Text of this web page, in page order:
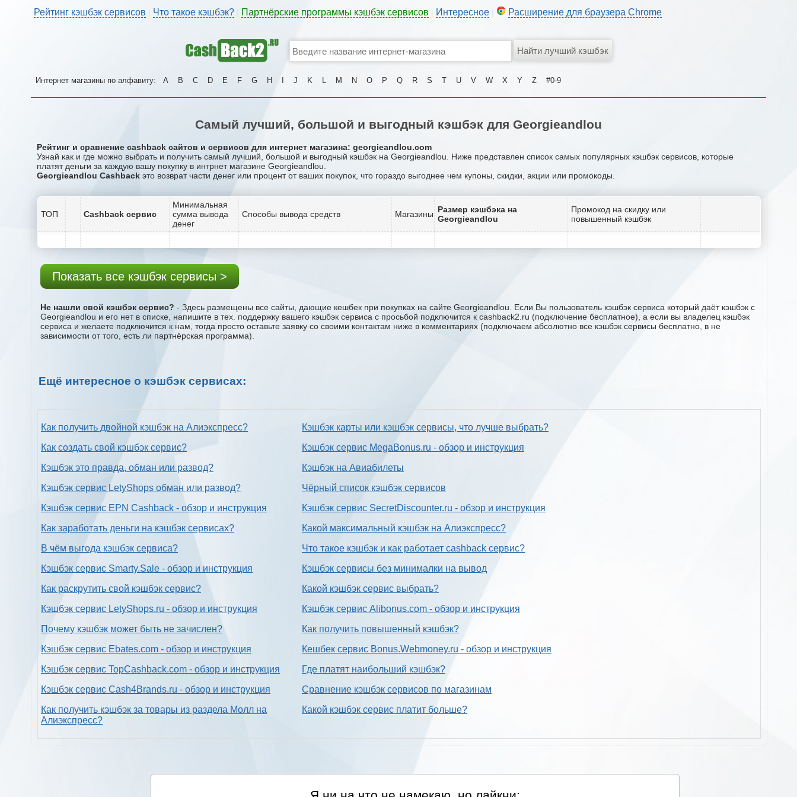
Рейтинг кэшбэк сервисов Что такое кэшбэк? Партнёрские программы кэшбэк сервисов Интересное Расширение для браузера Chrome
Интернет магазины по алфавиту: A B C D E F G H J K L M N O P Q R S T U V W X Y Z #0-9
Самый лучший, большой и выгодный кэшбэк для Georgieandlou
Рейтинг и сравнение cashback сайтов и сервисов для интернет магазина: georgieandlou.com
Узнай как и где можно выбрать и получить самый лучший, большой и выгодный кэшбэк на Georgieandlou. Ниже представлен список самых популярных кэшбэк сервисов, которые
платят деньги за каждую вашу покупку в интрнет магазине Georgieandlou.
Georgieandlou Cashback это возврат части денег или процент от ваших покупок, что гораздо выгоднее чем купоны, скидки, акции или промокоды.
ТОП Cashback сервис
Минимальная
сумма вывода
денег
Способы вывода средств Магазины Размер кэшбэка на
Georgieandlou
Промокод на скидку или
повышенный кэшбэк
Показать все кэшбэк сервисы >
Не нашли свой кэшбэк сервис? - Здесь размещены все сайты, дающие кешбек при покупках на сайте Georgieandlou. Если Вы пользователь кэшбэк сервиса который даёт кэшбэк с
Georgieandlou и его нет в списке, напишите в тех. поддержку вашего кэшбэк сервиса с проcьбой подключится к cashback2.ru (подключение бесплатное), а если вы владелец кэшбэк
сервиса и желаете подключится к нам, тогда просто оставьте заявку со своими контактам ниже в комментариях (подключаем абсолютно все кэшбэк сервисы бесплатно, в не
зависимости от того, есть ли партнёрская программа).
Ещё интересное о кэшбэк сервисах:
Как получить двойной кэшбэк на Алиэкспресс?
Как создать свой кэшбэк сервис?
Кэшбэк это правда, обман или развод?
Кэшбэк сервис LetyShops обман или развод?
Кэшбэк сервис EPN Cashback - обзор и инструкция
Как заработать деньги на кэшбэк сервисах?
В чём выгода кэшбэк сервиса?
Кэшбэк сервис Smarty.Sale - обзор и инструкция
Как раскрутить свой кэшбэк сервис?
Кэшбэк сервис LetyShops.ru - обзор и инструкция
Почему кэшбэк может быть не зачислен?
Кэшбэк сервис Ebates.com - обзор и инструкция
Кэшбэк сервис TopCashback.com - обзор и инструкция
Кэшбэк сервис Cash4Brands.ru - обзор и инструкция
Как получить кэшбэк за товары из раздела Молл на
Алиэкспресс?
Кэшбэк карты или кэшбэк сервисы, что лучше выбрать?
Кэшбэк сервис MegaBonus.ru - обзор и инструкция
Кэшбэк на Авиабилеты
Чёрный список кэшбэк сервисов
Кэшбэк сервис SecretDiscounter.ru - обзор и инструкция
Какой максимальный кэшбэк на Алиэкспресс?
Что такое кэшбэк и как работает cashback сервис?
Кэшбэк сервисы без минималки на вывод
Какой кэшбэк сервис выбрать?
Кэшбэк сервис Alibonus.com - обзор и инструкция
Как получить повышенный кэшбэк?
Кешбек сервис Bonus.Webmoney.ru - обзор и инструкция
Где платят наибольший кэшбэк?
Сравнение кэшбэк сервисов по магазинам
Какой кэшбэк сервис платит больше?